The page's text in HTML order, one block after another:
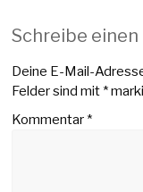
Schreibe
Deine E-Mail-
Felder sind mit*
Kommentar*